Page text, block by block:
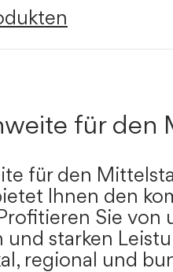
für den
für den
Ihnen den
Sie von
und starken
regional und